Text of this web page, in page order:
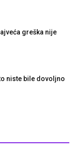
greška nije
niste bile dovoljno